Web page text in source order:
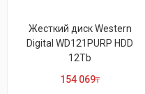
Жесткий диск Western
Digital WD121PURP HDD
12Tb
154 069₸